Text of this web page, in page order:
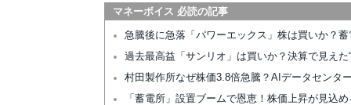
マネーボイス 必読の記事
急騰後に急落「パワーエックス」株は買いか？
過去最高益「サンリオ」は買いか？決算で見えた
村田製作所なぜ株価3.8倍急騰？AIデータセンタ
「蓄電所」設置ブームで恩恵！株価上昇が見込